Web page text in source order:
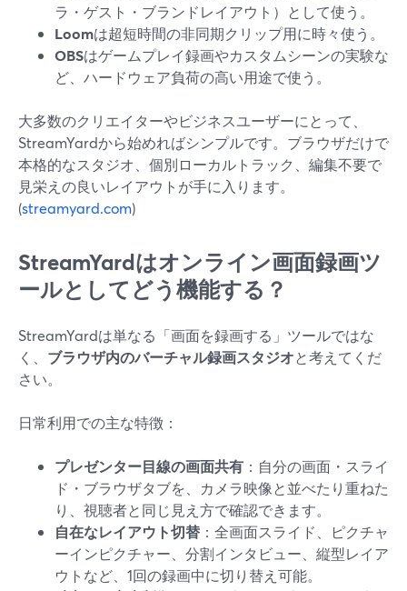
ラ・ゲスト・ブランドレイアウト）として使う。
Loomは超短時間の非同期クリップ用に時々使う。
OBSはゲームプレイ録画やカスタムシーンの実験な
ど、ハードウェア負荷の高い用途で使う。
大多数のクリエイターやビジネスユーザーにとって、
StreamYardから始めればシンプルです。ブラウザだけで
本格的なスタジオ、個別ローカルトラック、編集不要で
見栄えの良いレイアウトが手に入ります。
(streamyard.com)
StreamYardはオンライン画面録画ツ
ールとしてどう機能する？
StreamYardは単なる「画面を録画する」ツールではな
く、 ブラウザ内のバーチャル録画スタジオと考えてくだ
さい。
日常利用での主な特徴：
プレゼンター目線の画面共有 ：自分の画面・スライ
ド・ブラウザタブを、カメラ映像と並べたり重ねた
り、視聴者と同じ見え方で確認できます。
自在なレイアウト切替 ：全画面スライド、ピクチャ
ーインピクチャー、分割インタビュー、縦型レイア
ウトなど、1回の録画中に切り替え可能。